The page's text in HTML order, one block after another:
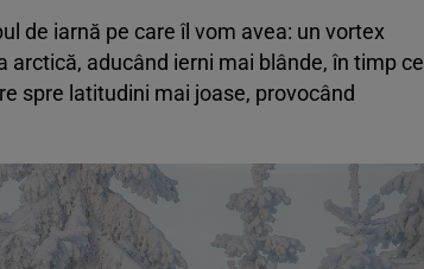
de iarnă pe care îl vom avea: un vortex
aducând ierni mai blânde, în timp ce
spre latitudini mai joase, provocând